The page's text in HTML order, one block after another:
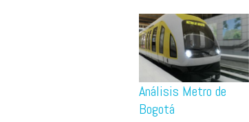
Análisis Metro de
Bogotá